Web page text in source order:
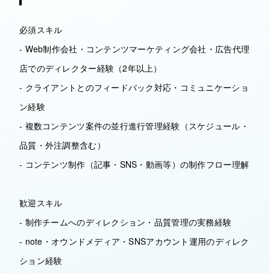
必須スキル
- Web制作会社・コンテンツマーケティング会社・広告代理
店でのディレクター経験（2年以上）
- クライアントとのフィードバック対応・コミュニケーショ
ン経験
- 複数コンテンツ案件の並行進行管理経験（スケジュール・
品質・外注調整含む）
- コンテンツ制作（記事・SNS・動画等）の制作フロー理解
歓迎スキル
- 制作チームへのディレクション・品質管理の実務経験
- note・オウンドメディア・SNSアカウント運用のディレク
ション経験